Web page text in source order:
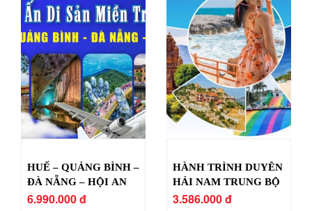
HUẾ – QUẢNG BÌNH –
ĐÀ NẴNG – HỘI AN
6.990.000 đ
HÀNH TRÌNH DUYÊN
HẢI NAM TRUNG BỘ
3.586.000 đ